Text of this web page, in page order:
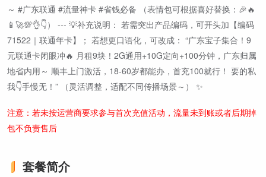
～ #广东联通 #流量神卡 #省钱必备 （表情包可根据喜好替换：🎉🔥
📱🚀💯👌👇） --- 💡补充说明： 若需突出产品编码，可开头加【编码
71522｜联通年卡】； 若想更口语化，可改成： “广东宝子集合！9
元联通卡闭眼冲🔥 月租9块！2G通用+10G定向+100分钟，广东归属
地省内用～ 顺丰上门激活，18-60岁都能办，首充100就行！ 要的私
我👇手慢无！” （灵活调整，适配不同传播场景～） ✨
注意：若未按运营商要求参与首次充值活动，流量未到账或者后期掉
包不负责售后
套餐简介